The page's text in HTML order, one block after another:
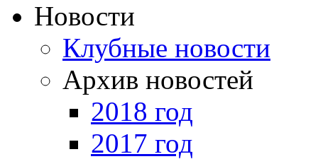
Новости
Клубные новости
Архив новостей
2018 год
2017 год